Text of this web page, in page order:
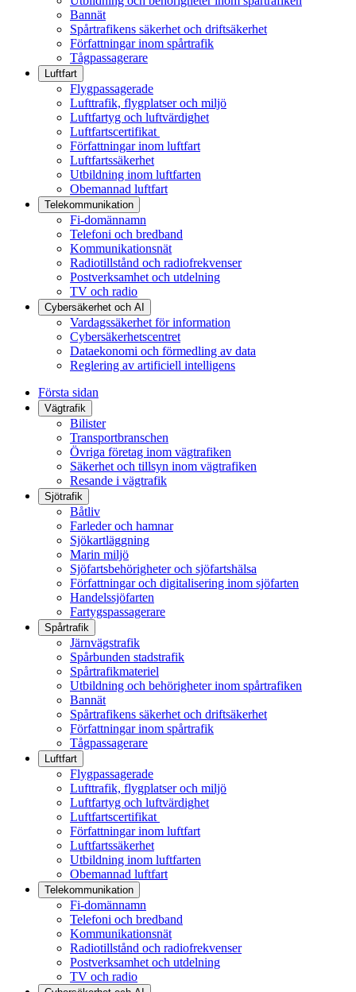
Bannät
Spårtrafikens säkerhet och driftsäkerhet
Författningar inom spårtrafik
Tågpassagerare
Luftfart
Flygpassagerade
Lufttrafik, flygplatser och miljö
Luftfartyg och luftvärdighet
Luftfartscertifikat
Författningar inom luftfart
Luftfartssäkerhet
Utbildning inom luftfarten
Obemannad luftfart
Telekommunikation
Fi-domännamn
Telefoni och bredband
Kommunikationsnät
Radiotillstånd och radiofrekvenser
Postverksamhet och utdelning
TV och radio
Cybersäkerhet och AI
Vardagssäkerhet för information
Cybersäkerhetscentret
Dataekonomi och förmedling av data
Reglering av artificiell intelligens
Första sidan
Vägtrafik
Bilister
Transportbranschen
Övriga företag inom vägtrafiken
Säkerhet och tillsyn inom vägtrafiken
Resande i vägtrafik
Sjötrafik
Båtliv
Farleder och hamnar
Sjökartläggning
Marin miljö
Sjöfartsbehörigheter och sjöfartshälsa
Författningar och digitalisering inom sjöfarten
Handelssjöfarten
Fartygspassagerare
Spårtrafik
Järnvägstrafik
Spårbunden stadstrafik
Spårtrafikmateriel
Utbildning och behörigheter inom spårtrafiken
Bannät
Spårtrafikens säkerhet och driftsäkerhet
Författningar inom spårtrafik
Tågpassagerare
Luftfart
Flygpassagerade
Lufttrafik, flygplatser och miljö
Luftfartyg och luftvärdighet
Luftfartscertifikat
Författningar inom luftfart
Luftfartssäkerhet
Utbildning inom luftfarten
Obemannad luftfart
Telekommunikation
Fi-domännamn
Telefoni och bredband
Kommunikationsnät
Radiotillstånd och radiofrekvenser
Postverksamhet och utdelning
TV och radio